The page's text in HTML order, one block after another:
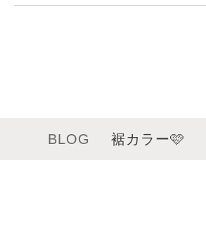
BLOG 裾カラー🩷